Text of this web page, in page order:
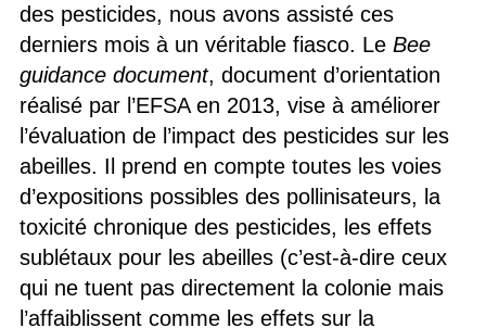
des pesticides, nous avons assisté ces
derniers mois à un véritable fiasco. Le Bee
guidance document, document d’orientation
réalisé par l’EFSA en 2013, vise à améliorer
l’évaluation de l’impact des pesticides sur les
abeilles. Il prend en compte toutes les voies
d’expositions possibles des pollinisateurs, la
toxicité chronique des pesticides, les effets
sublétaux pour les abeilles (c’est-à-dire ceux
qui ne tuent pas directement la colonie mais
l’affaiblissent comme les effets sur la